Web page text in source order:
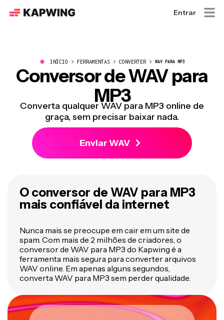
Entrar
● INÍCIO FERRAMENTAS CONVERTER WAV PARA MP3
Conversor de WAV para
MP3
Converta qualquer WAV para MP3 online de
graça, sem precisar baixar nada.
Enviar WAV
O conversor de WAV para MP3
mais confiável da internet
Nunca mais se preocupe em cair em um site de
spam. Com mais de 2 milhões de criadores, o
conversor de WAV para MP3 do Kapwing é a
ferramenta mais segura para converter arquivos
WAV online. Em apenas alguns segundos,
converta WAV para MP3 sem perder qualidade.